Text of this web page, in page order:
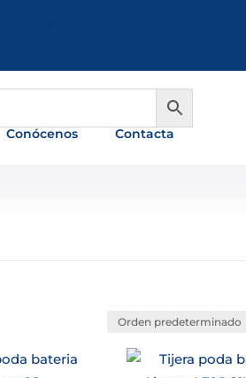
Conócenos Contacta